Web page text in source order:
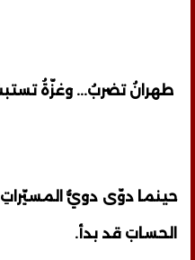
طهرانُ تضربُ... وغزّةُ
حينما دوّى دويُّ المسيّراتِ
الحسابَ قد بدأ.